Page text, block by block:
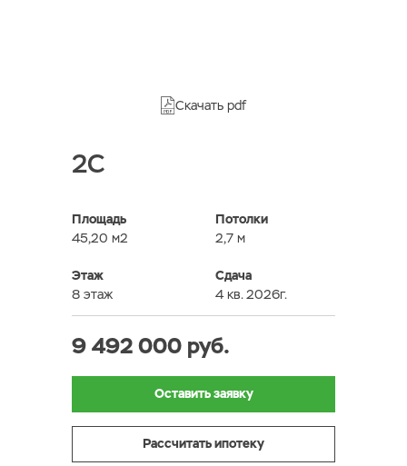
Скачать pdf
2C
Площадь
45,20 м2
Потолки
2,7 м
Этаж
8 этаж
Сдача
4 кв. 2026г.
9 492 000 руб.
Оставить заявку
Рассчитать ипотеку